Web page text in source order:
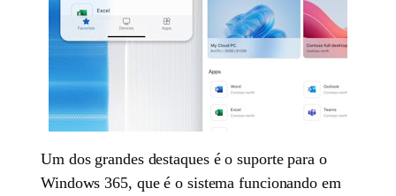
Um dos grandes destaques é o suporte para o
Windows 365, que é o sistema funcionando em